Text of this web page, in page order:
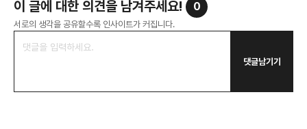
이 글에 대한 의견을 남겨주세요! 0
서로의 생각을 공유할수록 인사이트가 커집니다.
댓글남기기